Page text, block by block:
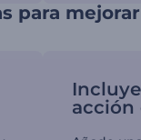
para
acción